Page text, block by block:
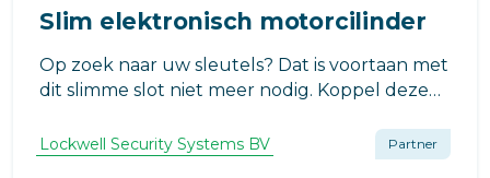
Slim elektronisch motorcilinder
Op zoek naar uw sleutels? Dat is voortaan met
dit slimme slot niet meer nodig. Koppel deze
en ontgrendel uw voordeur met een
eenvoudig ‘tikje’ op uw smartphone of Apple
Lockwell Security Systems BV Partner